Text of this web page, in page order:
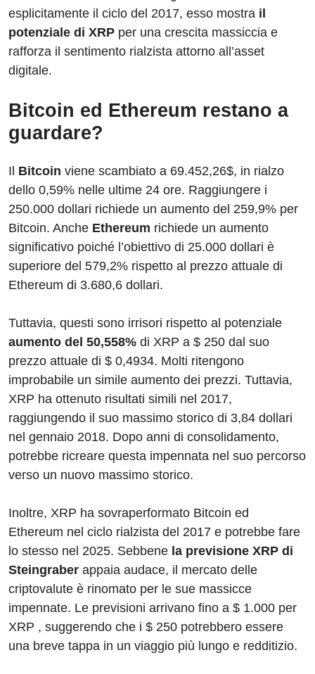
esplicitamente il ciclo del 2017, esso mostra il
potenziale di XRP per una crescita massiccia e
rafforza il sentimento rialzista attorno all’asset
digitale.
Bitcoin ed Ethereum restano a
guardare?
Il Bitcoin viene scambiato a 69.452,26$, in rialzo
dello 0,59% nelle ultime 24 ore. Raggiungere i
250.000 dollari richiede un aumento del 259,9% per
Bitcoin. Anche Ethereum richiede un aumento
significativo poiché l’obiettivo di 25.000 dollari è
superiore del 579,2% rispetto al prezzo attuale di
Ethereum di 3.680,6 dollari.
Tuttavia, questi sono irrisori rispetto al potenziale
aumento del 50,558% di XRP a $ 250 dal suo
prezzo attuale di $ 0,4934. Molti ritengono
improbabile un simile aumento dei prezzi. Tuttavia,
XRP ha ottenuto risultati simili nel 2017,
raggiungendo il suo massimo storico di 3,84 dollari
nel gennaio 2018. Dopo anni di consolidamento,
potrebbe ricreare questa impennata nel suo percorso
verso un nuovo massimo storico.
Inoltre, XRP ha sovraperformato Bitcoin ed
Ethereum nel ciclo rialzista del 2017 e potrebbe fare
lo stesso nel 2025. Sebbene la previsione XRP di
Steingraber appaia audace, il mercato delle
criptovalute è rinomato per le sue massicce
impennate. Le previsioni arrivano fino a $ 1.000 per
XRP , suggerendo che i $ 250 potrebbero essere
una breve tappa in un viaggio più lungo e redditizio.